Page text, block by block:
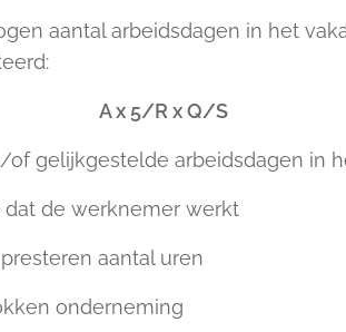
aantal arbeidsdagen in het
A x 5/R x Q/S
gelijkgestelde arbeidsdagen in
dat de werknemer werkt
aantal uren
onderneming